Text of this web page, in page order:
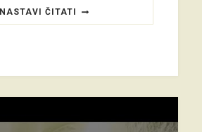
NASTAVI ČITATI